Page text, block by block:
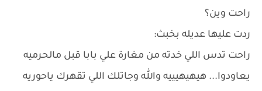
راحت وين؟
ردت عليها عديله بخبث:
راحت تدس اللي خدته من مغارة علي بابا قبل مالحرميه
يعاودوا... هيهيهيييه والله وجاتلك اللي تقهرك ياحوريه